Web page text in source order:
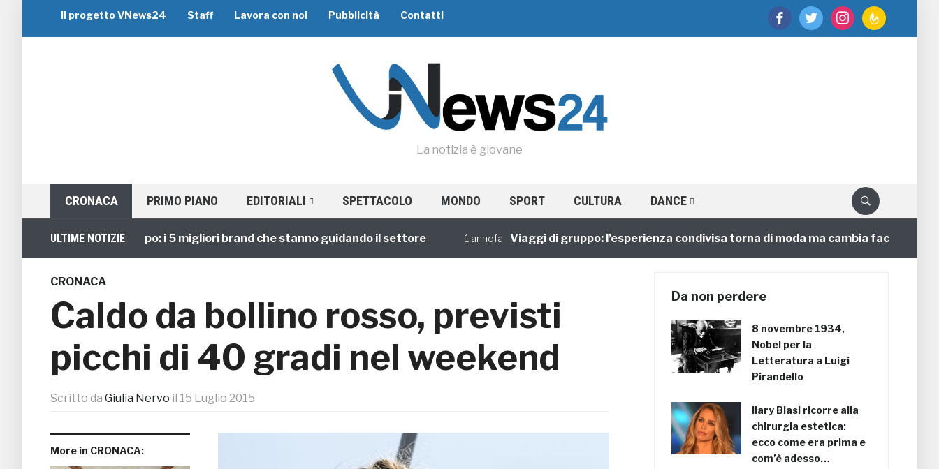
facebooktwitter instagramfeedburner
Il progetto VNews24 Staff Lavora con noi Pubblicità Contatti
La notizia è giovane
CRONACA PRIMO PIANO EDITORIALI SPETTACOLO MONDO SPORT CULTURA DANCE
ULTIME NOTIZIE
Viaggi di Gruppo: i 5 migliori brand che stanno guidando il settore 1 annofa Viaggi di gruppo: l’esperienza condivisa torna di moda ma cambia faccia
CRONACA
Caldo da bollino rosso, previsti
picchi di 40 gradi nel weekend
Scritto da Giulia Nervo il 15 Luglio 2015
More in CRONACA:
Da non perdere
8 novembre 1934,
Nobel per la
Letteratura a Luigi
Pirandello
Ilary Blasi ricorre alla
chirurgia estetica:
ecco come era prima e
com’è adesso…